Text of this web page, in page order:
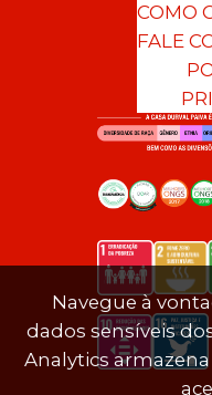
COMO
FALE
Navegue à
dados sensíveis
Analytics